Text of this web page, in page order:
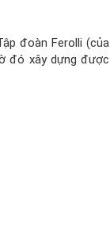
đoàn Ferolli (của
đó xây dựng được